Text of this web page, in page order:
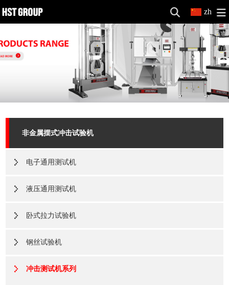
zh
非金属摆式冲击试验机
电子通用测试机
液压通用测试机
卧式拉力试验机
钢丝试验机
冲击测试机系列